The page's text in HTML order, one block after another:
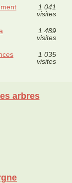
1 041
visites
1 489
visites
1 035
visites
arbres